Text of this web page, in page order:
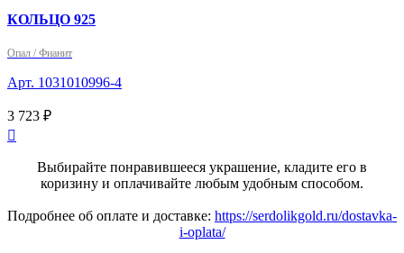
КОЛЬЦО 925
Опал / Фианит
Арт. 1031010996-4
3 723 ₽

Выбирайте понравившееся украшение, кладите его в
коризину и оплачивайте любым удобным способом.
Подробнее об оплате и доставке: https://serdolikgold.ru/dostavka-
i-oplata/